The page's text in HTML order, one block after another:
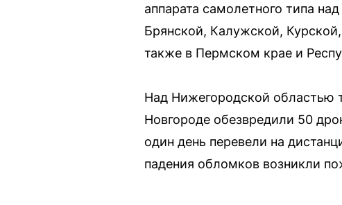
аппарата самолетного типа
Брянской, Калужской,
также в Пермском крае и
Над Нижегородской
Новгороде обезвредили 50
один день перевели на
падения обломков возникли